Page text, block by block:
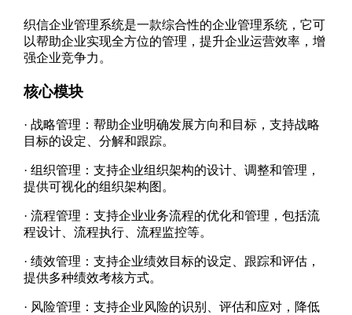
织信企业管理系统是一款综合性的企业管理系统，它可
以帮助企业实现全方位的管理，提升企业运营效率，增
强企业竞争力。
核心模块
· 战略管理：帮助企业明确发展方向和目标，支持战略
目标的设定、分解和跟踪。
· 组织管理：支持企业组织架构的设计、调整和管理，
提供可视化的组织架构图。
· 流程管理：支持企业业务流程的优化和管理，包括流
程设计、流程执行、流程监控等。
· 绩效管理：支持企业绩效目标的设定、跟踪和评估，
提供多种绩效考核方式。
· 风险管理：支持企业风险的识别、评估和应对，降低